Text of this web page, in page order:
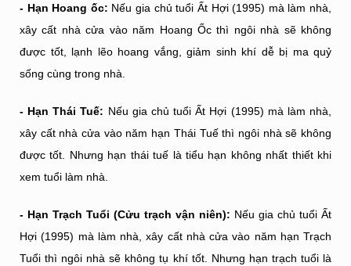
- Hạn Hoang ốc: Nếu gia chủ tuổi Ất Hợi (1995) mà làm nhà,
xây cất nhà cửa vào năm Hoang Ốc thì ngôi nhà sẽ không
được tốt, lạnh lẽo hoang vắng, giảm sinh khí dễ bị ma quỷ
sống cùng trong nhà.
- Hạn Thái Tuế: Nếu gia chủ tuổi Ất Hợi (1995) mà làm nhà,
xây cất nhà cửa vào năm hạn Thái Tuế thì ngôi nhà sẽ không
được tốt. Nhưng hạn thái tuế là tiểu hạn không nhất thiết khi
xem tuổi làm nhà.
- Hạn Trạch Tuổi (Cửu trạch vận niên): Nếu gia chủ tuổi Ất
Hợi (1995) mà làm nhà, xây cất nhà cửa vào năm hạn Trạch
Tuổi thì ngôi nhà sẽ không tụ khí tốt. Nhưng hạn trạch tuổi là